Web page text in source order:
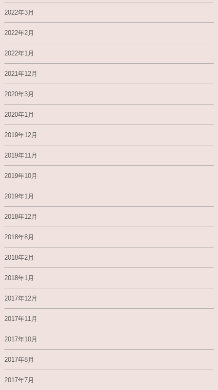
2022年3月
2022年2月
2022年1月
2021年12月
2020年3月
2020年1月
2019年12月
2019年11月
2019年10月
2019年1月
2018年12月
2018年8月
2018年2月
2018年1月
2017年12月
2017年11月
2017年10月
2017年8月
2017年7月